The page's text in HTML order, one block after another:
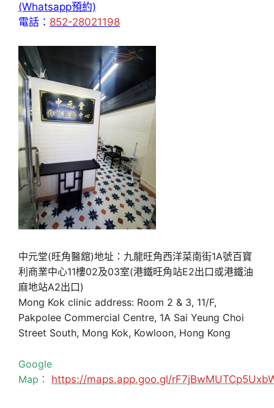
(Whatsapp預約)
電話： 852-28021198
中元堂(旺角醫舘)地址：九龍旺角西洋菜南街1A號百寶
利商業中心11樓02及03室(港鐵旺角站E2出口或港鐵油
麻地站A2出口)
Mong Kok clinic address: Room 2 & 3, 11/F,
Pakpolee Commercial Centre, 1A Sai Yeung Choi
Street South, Mong Kok, Kowloon, Hong Kong
Google
Map： https://maps.app.goo.gl/